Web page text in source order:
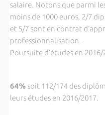
salaire. Notons que parmi
moins de 1000 euros, 2/7
et 5/7 sont en contrat
professionnalisation.
Poursuite d’études en 2016/
64% soit 112/174 des
leurs études en 2016/2017.